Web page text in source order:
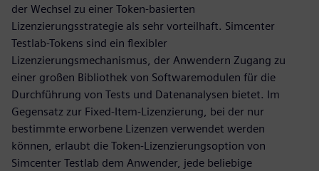
der Wechsel zu einer Token-basierten
Lizenzierungsstrategie als sehr vorteilhaft. Simcenter
Testlab-Tokens sind ein flexibler
Lizenzierungsmechanismus, der Anwendern Zugang zu
einer großen Bibliothek von Softwaremodulen für die
Durchführung von Tests und Datenanalysen bietet. Im
Gegensatz zur Fixed-Item-Lizenzierung, bei der nur
bestimmte erworbene Lizenzen verwendet werden
können, erlaubt die Token-Lizenzierungsoption von
Simcenter Testlab dem Anwender, jede beliebige